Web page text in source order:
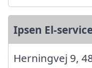
Ipsen El-
Herningvej 9,